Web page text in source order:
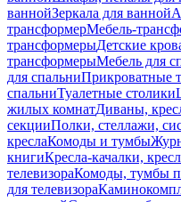
ваннойЗеркала для ванной
трансформерМебель-
трансформерыДетские
трансформерыМебель для
для спальниПрикроватные
спальниТуалетные столики
жилых комнатДиваны,
секцииПолки, стеллажи,
креслаКомоды и тумбы
книгиКресла-качалки,
телевизораКомоды, тумбы
для телевизора